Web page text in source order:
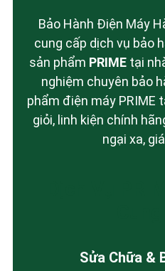
Bảo Hành Điện Máy
cung cấp dịch vụ bảo
sản phẩm PRIME tại
nghiệm chuyên bảo
phẩm điện máy PRIME
giỏi, linh kiện chính
ngại xa,
Sửa Chữa &